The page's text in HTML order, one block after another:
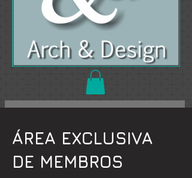
ÁREA EXCLUSIVA
DE MEMBROS